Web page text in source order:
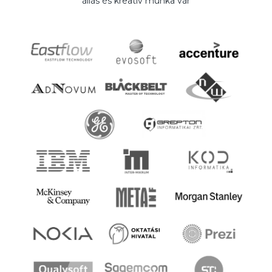
Képzési Hitelt jelen esetben a képzés Junior
szoftvertesztelő részéhez tudsz igényelni. (Diakhitel.hu)
A képzés bemeneti követelménye középfokú
végzettség. A képzés második, Junior automata tesztelő
részének elkezdéséhez előbb teljesítened kell a Junior
szoftvertesztelő képzést. Amennyiben Képzési Hitelt
szeretnél felvenni vagy a képzést cég fizeti, csak az
előre fizetéses konstrukciót választhatod.